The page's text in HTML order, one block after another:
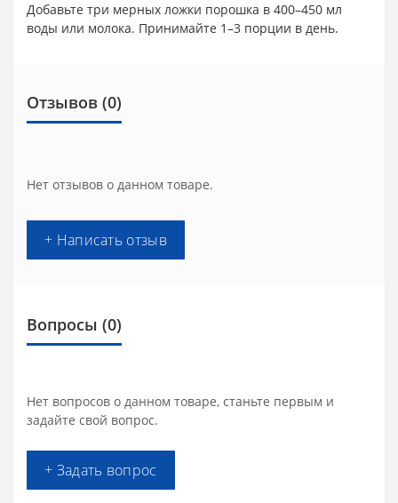
Добавьте три мерных ложки порошка в 400–450 мл
воды или молока. Принимайте 1–3 порции в день.
Отзывов (0)
Нет отзывов о данном товаре.
+ Написать отзыв
Вопросы (0)
Нет вопросов о данном товаре, станьте первым и
задайте свой вопрос.
+ Задать вопрос